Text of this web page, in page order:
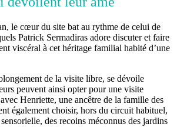
le cœur du site bat au rythme de celui de
Patrick Sermadiras adore discuter et faire
viscéral à cet héritage familial habité d’une
de la visite libre, se dévoile
peuvent ainsi opter pour une visite
Henriette, une ancêtre de la famille des
également choisir, hors du circuit habituel,
des recoins méconnus des jardins